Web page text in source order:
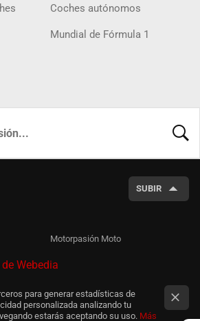
Coches autónomos
Mundial de Fórmula 1
SUBIR
Motorpasión Moto
Webedia
para generar estadísticas de
personalizada analizando tu
estarás aceptando su uso. Más